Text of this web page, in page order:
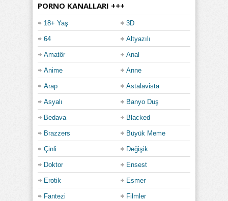
PORNO KANALLARI +++
18+ Yaş 3D
64 Altyazılı
Amatör Anal
Anime Anne
Arap Astalavista
Asyalı Banyo Duş
Bedava Blacked
Brazzers Büyük Meme
Çinli Değişik
Doktor Ensest
Erotik Esmer
Fantezi Filmler